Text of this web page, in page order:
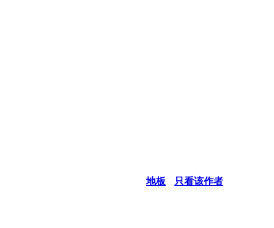
地板 只看该作者